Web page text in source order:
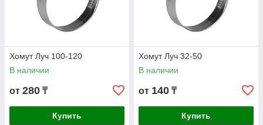
Хомут Луч 100-120
В наличии
от 280 ₸
Купить
Хомут Луч 32-50
В наличии
от 140 ₸
Купить